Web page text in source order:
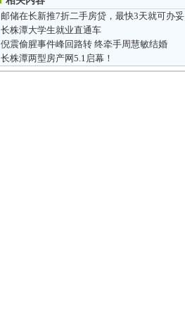
邮储在长新推7折二手房贷，最快3天就可办妥
长株潭大学生就业直通车
倪震偷腥事件峰回路转 终牵手周慧敏结婚
长株潭两型房产网5.1启幕！